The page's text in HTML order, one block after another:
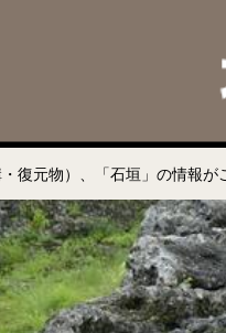
復元物）、「石垣」の情報が